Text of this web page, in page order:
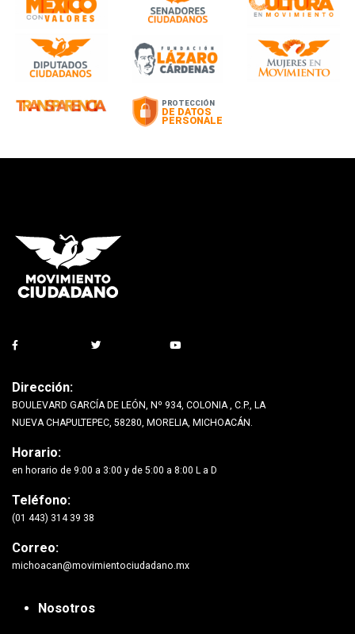
Dirección:
BOULEVARD GARCÍA DE LEÓN, Nº 934, COLONIA , C.P., LA
NUEVA CHAPULTEPEC, 58280, MORELIA, MICHOACÁN.
Horario:
en horario de 9:00 a 3:00 y de 5:00 a 8:00 L a D
Teléfono:
(01 443) 314 39 38
Correo:
michoacan@movimientociudadano.mx
Nosotros